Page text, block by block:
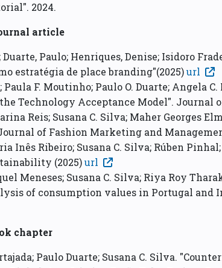
2024.
article
Duarte, Paulo; Henriques, Denise; Isidoro
estratégia de place branding"(2025)url
Paula F. Moutinho; Paulo O. Duarte; Angela
Technology Acceptance Model". Journal
Reis; Susana C. Silva; Maher
of Fashion Marketing and
Inês Ribeiro; Susana C. Silva; Rúben
(2025)url
Meneses; Susana C. Silva; Riya Roy
of consumption values in Portugal and
chapter
Paulo Duarte; Susana C. Silva.